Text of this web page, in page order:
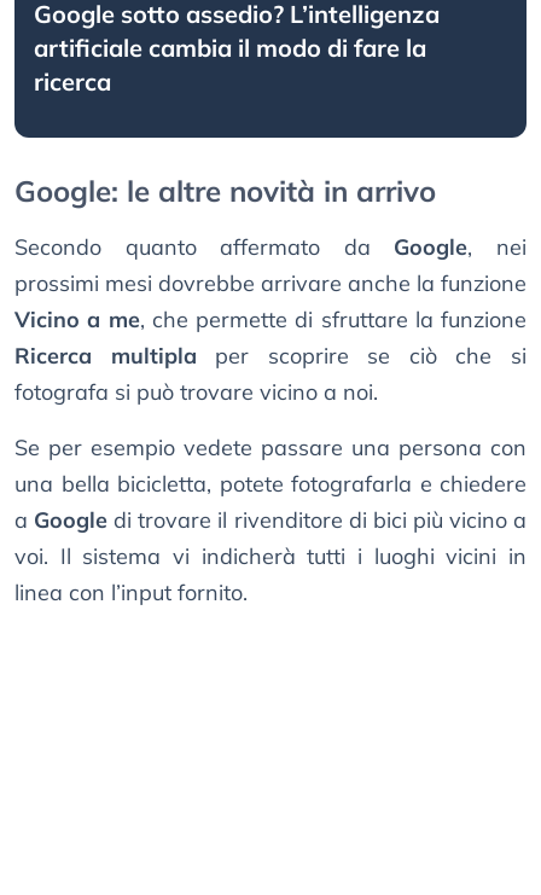
Google sotto assedio? L’intelligenza
artificiale cambia il modo di fare la
ricerca
Google: le altre novità in arrivo
Secondo quanto affermato da Google, nei
prossimi mesi dovrebbe arrivare anche la funzione
Vicino a me, che permette di sfruttare la funzione
Ricerca multipla per scoprire se ciò che si
fotografa si può trovare vicino a noi.
Se per esempio vedete passare una persona con
una bella bicicletta, potete fotografarla e chiedere
a Google di trovare il rivenditore di bici più vicino a
voi. Il sistema vi indicherà tutti i luoghi vicini in
linea con l’input fornito.